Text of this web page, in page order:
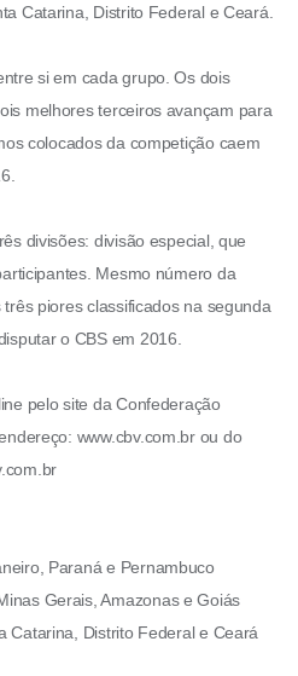
Catarina, Distrito Federal e Ceará.
si em cada grupo. Os dois
melhores terceiros avançam para
colocados da competição caem
divisões: divisão especial, que
Mesmo número da
piores classificados na segunda
o CBS em 2016.
pelo site da Confederação
www.cbv.com.br ou do
Paraná e Pernambuco
Gerais, Amazonas e Goiás
Catarina, Distrito Federal e Ceará